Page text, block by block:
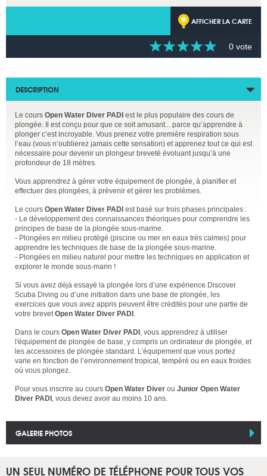
AFFICHER LA CARTE
0 vote
DESCRIPTION
Le cours Open Water Diver PADI est le plus populaire des cours de
plongée. Il est conçu pour que ce soit amusant... parce qu’apprendre à
plonger c’est incroyable. Vous prenez votre première respiration sous
l’eau (vous n’oublierez jamais cette sensation) et apprenez tout ce qui est
nécessaire pour devenir un plongeur breveté évoluant jusqu’à une
profondeur de 18 mètres.
Vous apprendrez à gérer votre équipement de plongée, à planifier et
effectuer des plongées, à prévenir et gérer les problèmes.
Le cours Open Water Diver PADI est basé sur trois phases principales :
- Le développement des connaissances théoriques pour comprendre les
principes de base de la plongée sous-marine.
- Plongées en milieu protégé (piscine ou mer en eaux très calmes) pour
apprendre les techniques de base de la plongée sous-marine.
- Plongées en milieu naturel pour mettre les techniques en application et
explorer le monde sous-marin !
Si vous avez déjà essayé la plongée lors d’une expérience Discover
Scuba Diving ou d’une initiation dans une base de plongée, les
exercices que vous avez appris peuvent être crédités pour une partie de
votre brevetOpen Water Diver PADI .
Dans le cours Open Water Diver PADI , vous apprendrez à utiliser
l'équipement de plongée de base, y compris un ordinateur de plongée, et
les accessoires de plongée standard. L’équipement que vous portez
varie en fonction de l’environnement tropical, tempéré ou en eaux froides
où vous plongez.
Pour vous inscrire au cours Open Water Diver ou Junior Open Water
Diver PADI , vous devez avoir au moins 10 ans.
GALERIE PHOTOS
UN SEUL NUMÉRO DE TÉLÉPHONE POUR TOUS VOS